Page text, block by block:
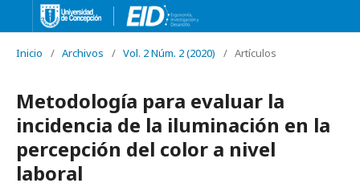
Inicio / Archivos / Vol. 2 Núm. 2 (2020) / Artículos
Metodología para evaluar la
incidencia de la iluminación en la
percepción del color a nivel
laboral